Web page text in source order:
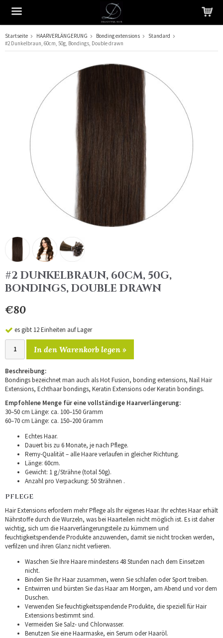
Das Produkt wurde in Ihren Warenkorb gelegt
Startseite HAARVERLÄNGERUNG Bonding extensions
Standard
#2 Dunkelbraun, 60cm, 50g, Bondings, Double drawn
#2 DUNKELBRAUN, 60CM, 50G,
BONDINGS, DOUBLE DRAWN
€80
es gibt 12 Einheiten auf Lager
In den Warenkorb legen »
Beschreibung:
Bondings bezeichnet man auch als Hot Fusion, bonding extensions, Nail Hair
Extensions, Echthaar bondings, Keratin Extensions oder Keratin bondings.
Empfohlene Menge für eine vollständige Haarverlängerung:
30–50 cm Länge: ca. 100–150 Gramm
60–70 cm Länge: ca. 150–200 Gramm
Echtes Haar.
Dauert bis zu 6 Monate, je nach Pflege.
Remy-Qualität – alle Haare verlaufen in gleicher Richtung.
Länge: 60cm.
Gewicht: 1 g/Strähne (total 50g).
Anzahl pro Verpackung: 50 Strähnen .
PFLEGE
Hair Extensions erfordern mehr Pflege als Ihr eigenes Haar. Ihr echtes Haar erhält
Nährstoffe durch die Wurzeln, was bei Haarteilen nicht möglich ist. Es ist daher
wichtig, sich um die Haarverlängerungsteile zu kümmern und
feuchtigkeitspendende Produkte anzuwenden, damit sie nicht trocken werden,
verfilzen und ihren Glanz nicht verlieren.
Waschen Sie Ihre Haare mindestens 48 Stunden nach dem Einsetzen
nicht.
Binden Sie Ihr Haar zusammen, wenn Sie schlafen oder Sport treiben.
Entwirren und bürsten Sie das Haar am Morgen, am Abend und vor dem
Duschen.
Verwenden Sie feuchtigkeitsspendende Produkte, die speziell für Hair
Extensions bestimmt sind.
Vermeiden Sie Salz- und Chlorwasser.
Benutzen Sie eine Haarmaske, ein Serum oder Haaröl.